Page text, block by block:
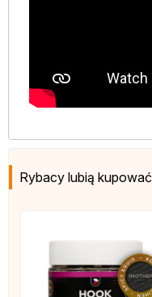
Rybacy lubią kupować